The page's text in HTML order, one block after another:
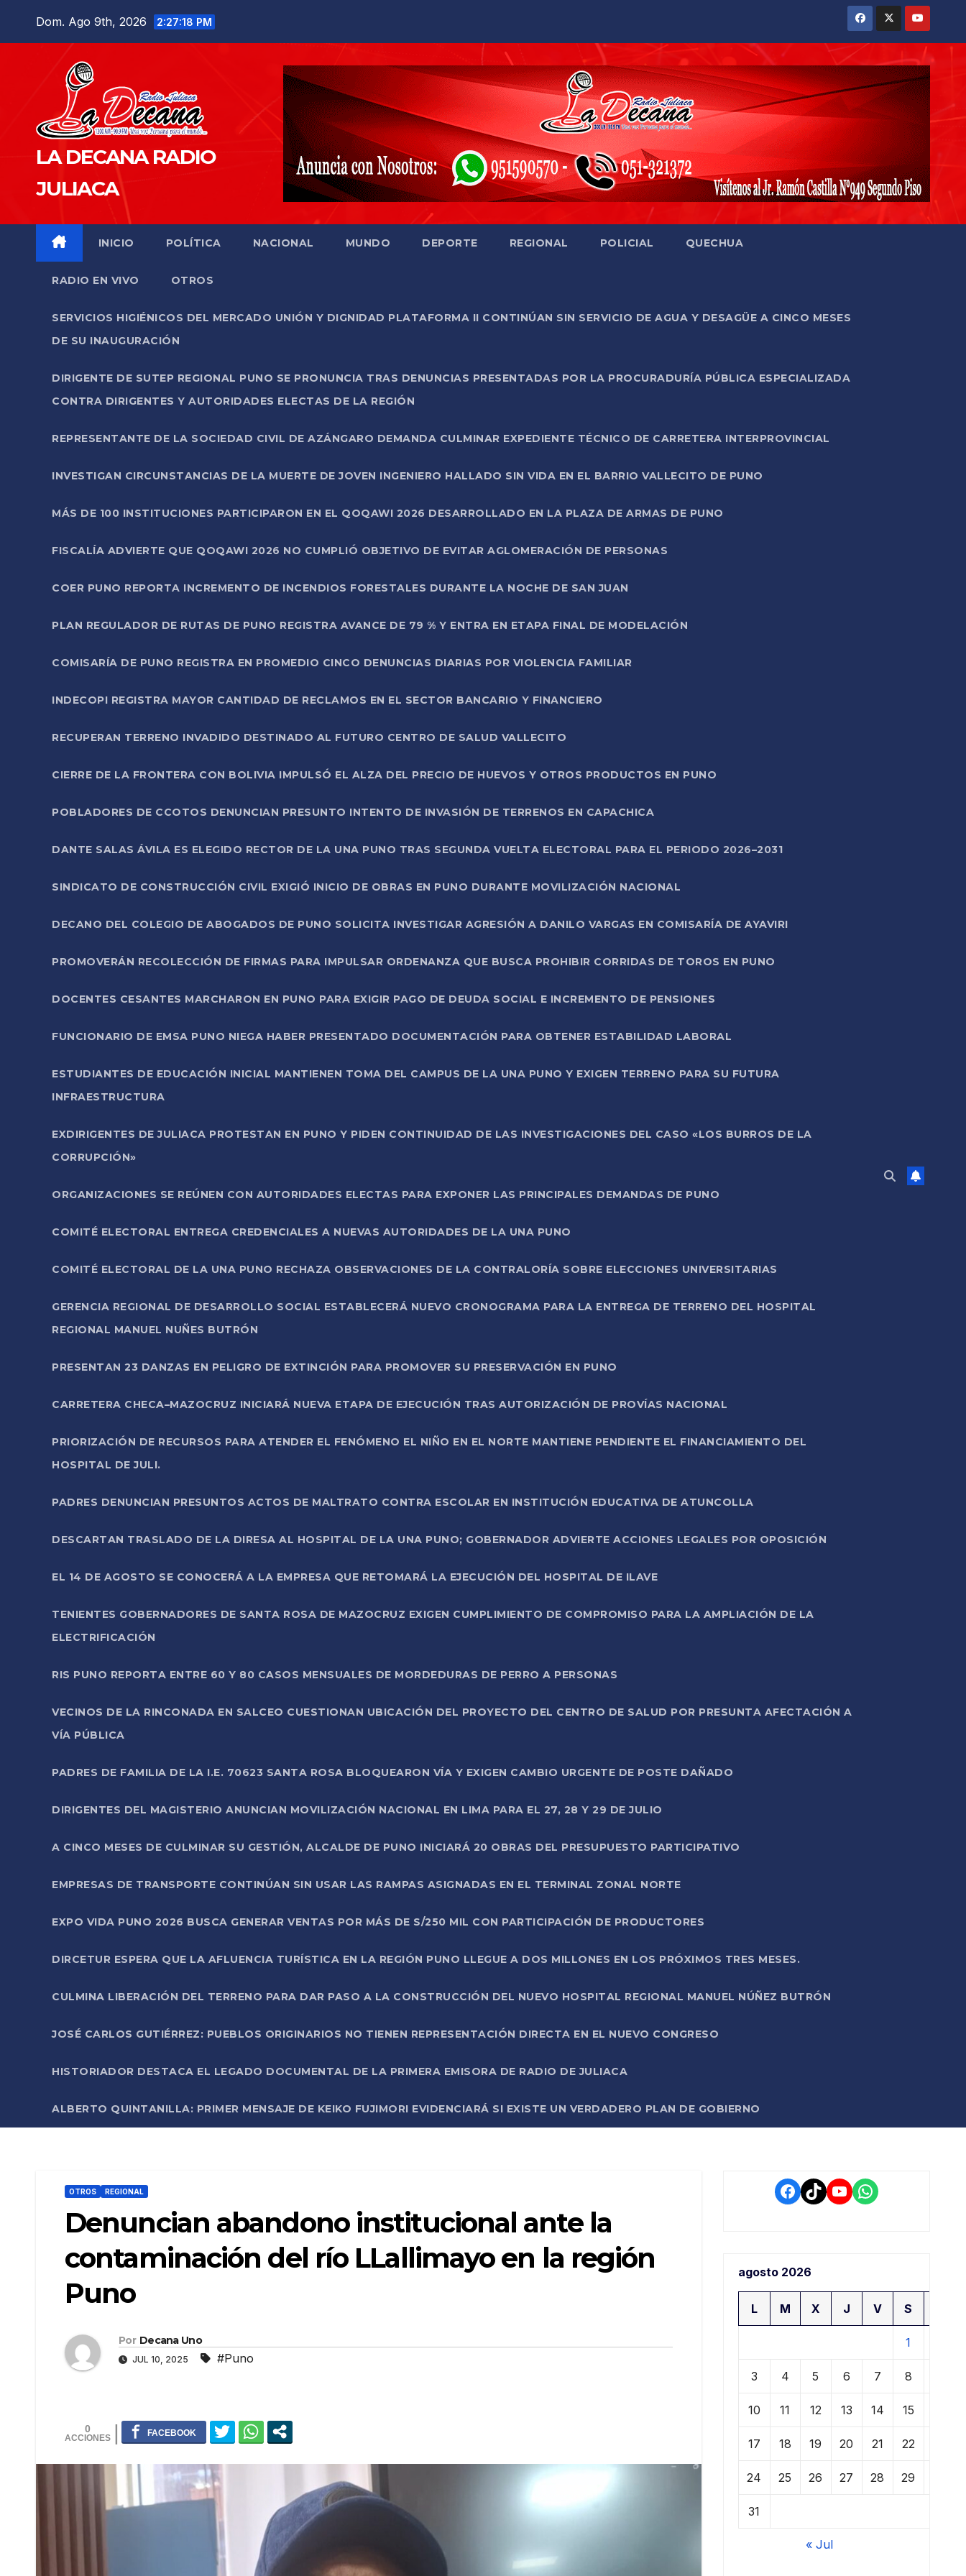
Dom. Ago 9th, 2026 2:27:19 PM
LA DECANA RADIO
JULIACA
INICIO POLÍTICA NACIONAL MUNDO DEPORTE REGIONAL POLICIAL QUECHUA
RADIO EN VIVO OTROS
SERVICIOS HIGIÉNICOS DEL MERCADO UNIÓN Y DIGNIDAD PLATAFORMA II CONTINÚAN SIN SERVICIO DE AGUA Y DESAGÜE A CINCO MESES
DE SU INAUGURACIÓN
DIRIGENTE DE SUTEP REGIONAL PUNO SE PRONUNCIA TRAS DENUNCIAS PRESENTADAS POR LA PROCURADURÍA PÚBLICA ESPECIALIZADA
CONTRA DIRIGENTES Y AUTORIDADES ELECTAS DE LA REGIÓN
REPRESENTANTE DE LA SOCIEDAD CIVIL DE AZÁNGARO DEMANDA CULMINAR EXPEDIENTE TÉCNICO DE CARRETERA INTERPROVINCIAL
INVESTIGAN CIRCUNSTANCIAS DE LA MUERTE DE JOVEN INGENIERO HALLADO SIN VIDA EN EL BARRIO VALLECITO DE PUNO
MÁS DE 100 INSTITUCIONES PARTICIPARON EN EL QOQAWI 2026 DESARROLLADO EN LA PLAZA DE ARMAS DE PUNO
FISCALÍA ADVIERTE QUE QOQAWI 2026 NO CUMPLIÓ OBJETIVO DE EVITAR AGLOMERACIÓN DE PERSONAS
COER PUNO REPORTA INCREMENTO DE INCENDIOS FORESTALES DURANTE LA NOCHE DE SAN JUAN
PLAN REGULADOR DE RUTAS DE PUNO REGISTRA AVANCE DE 79 % Y ENTRA EN ETAPA FINAL DE MODELACIÓN
COMISARÍA DE PUNO REGISTRA EN PROMEDIO CINCO DENUNCIAS DIARIAS POR VIOLENCIA FAMILIAR
INDECOPI REGISTRA MAYOR CANTIDAD DE RECLAMOS EN EL SECTOR BANCARIO Y FINANCIERO
RECUPERAN TERRENO INVADIDO DESTINADO AL FUTURO CENTRO DE SALUD VALLECITO
CIERRE DE LA FRONTERA CON BOLIVIA IMPULSÓ EL ALZA DEL PRECIO DE HUEVOS Y OTROS PRODUCTOS EN PUNO
POBLADORES DE CCOTOS DENUNCIAN PRESUNTO INTENTO DE INVASIÓN DE TERRENOS EN CAPACHICA
DANTE SALAS ÁVILA ES ELEGIDO RECTOR DE LA UNA PUNO TRAS SEGUNDA VUELTA ELECTORAL PARA EL PERIODO 2026–2031
SINDICATO DE CONSTRUCCIÓN CIVIL EXIGIÓ INICIO DE OBRAS EN PUNO DURANTE MOVILIZACIÓN NACIONAL
DECANO DEL COLEGIO DE ABOGADOS DE PUNO SOLICITA INVESTIGAR AGRESIÓN A DANILO VARGAS EN COMISARÍA DE AYAVIRI
PROMOVERÁN RECOLECCIÓN DE FIRMAS PARA IMPULSAR ORDENANZA QUE BUSCA PROHIBIR CORRIDAS DE TOROS EN PUNO
DOCENTES CESANTES MARCHARON EN PUNO PARA EXIGIR PAGO DE DEUDA SOCIAL E INCREMENTO DE PENSIONES
FUNCIONARIO DE EMSA PUNO NIEGA HABER PRESENTADO DOCUMENTACIÓN PARA OBTENER ESTABILIDAD LABORAL
ESTUDIANTES DE EDUCACIÓN INICIAL MANTIENEN TOMA DEL CAMPUS DE LA UNA PUNO Y EXIGEN TERRENO PARA SU FUTURA
INFRAESTRUCTURA
EXDIRIGENTES DE JULIACA PROTESTAN EN PUNO Y PIDEN CONTINUIDAD DE LAS INVESTIGACIONES DEL CASO «LOS BURROS DE LA
CORRUPCIÓN»
ORGANIZACIONES SE REÚNEN CON AUTORIDADES ELECTAS PARA EXPONER LAS PRINCIPALES DEMANDAS DE PUNO
COMITÉ ELECTORAL ENTREGA CREDENCIALES A NUEVAS AUTORIDADES DE LA UNA PUNO
COMITÉ ELECTORAL DE LA UNA PUNO RECHAZA OBSERVACIONES DE LA CONTRALORÍA SOBRE ELECCIONES UNIVERSITARIAS
GERENCIA REGIONAL DE DESARROLLO SOCIAL ESTABLECERÁ NUEVO CRONOGRAMA PARA LA ENTREGA DE TERRENO DEL HOSPITAL
REGIONAL MANUEL NUÑES BUTRÓN
PRESENTAN 23 DANZAS EN PELIGRO DE EXTINCIÓN PARA PROMOVER SU PRESERVACIÓN EN PUNO
CARRETERA CHECA–MAZOCRUZ INICIARÁ NUEVA ETAPA DE EJECUCIÓN TRAS AUTORIZACIÓN DE PROVÍAS NACIONAL
PRIORIZACIÓN DE RECURSOS PARA ATENDER EL FENÓMENO EL NIÑO EN EL NORTE MANTIENE PENDIENTE EL FINANCIAMIENTO DEL
HOSPITAL DE JULI.
PADRES DENUNCIAN PRESUNTOS ACTOS DE MALTRATO CONTRA ESCOLAR EN INSTITUCIÓN EDUCATIVA DE ATUNCOLLA
DESCARTAN TRASLADO DE LA DIRESA AL HOSPITAL DE LA UNA PUNO; GOBERNADOR ADVIERTE ACCIONES LEGALES POR OPOSICIÓN
EL 14 DE AGOSTO SE CONOCERÁ A LA EMPRESA QUE RETOMARÁ LA EJECUCIÓN DEL HOSPITAL DE ILAVE
TENIENTES GOBERNADORES DE SANTA ROSA DE MAZOCRUZ EXIGEN CUMPLIMIENTO DE COMPROMISO PARA LA AMPLIACIÓN DE LA
ELECTRIFICACIÓN
RIS PUNO REPORTA ENTRE 60 Y 80 CASOS MENSUALES DE MORDEDURAS DE PERRO A PERSONAS
VECINOS DE LA RINCONADA EN SALCEO CUESTIONAN UBICACIÓN DEL PROYECTO DEL CENTRO DE SALUD POR PRESUNTA AFECTACIÓN A
VÍA PÚBLICA
PADRES DE FAMILIA DE LA I.E. 70623 SANTA ROSA BLOQUEARON VÍA Y EXIGEN CAMBIO URGENTE DE POSTE DAÑADO
DIRIGENTES DEL MAGISTERIO ANUNCIAN MOVILIZACIÓN NACIONAL EN LIMA PARA EL 27, 28 Y 29 DE JULIO
A CINCO MESES DE CULMINAR SU GESTIÓN, ALCALDE DE PUNO INICIARÁ 20 OBRAS DEL PRESUPUESTO PARTICIPATIVO
EMPRESAS DE TRANSPORTE CONTINÚAN SIN USAR LAS RAMPAS ASIGNADAS EN EL TERMINAL ZONAL NORTE
EXPO VIDA PUNO 2026 BUSCA GENERAR VENTAS POR MÁS DE S/250 MIL CON PARTICIPACIÓN DE PRODUCTORES
DIRCETUR ESPERA QUE LA AFLUENCIA TURÍSTICA EN LA REGIÓN PUNO LLEGUE A DOS MILLONES EN LOS PRÓXIMOS TRES MESES.
CULMINA LIBERACIÓN DEL TERRENO PARA DAR PASO A LA CONSTRUCCIÓN DEL NUEVO HOSPITAL REGIONAL MANUEL NÚÑEZ BUTRÓN
JOSÉ CARLOS GUTIÉRREZ: PUEBLOS ORIGINARIOS NO TIENEN REPRESENTACIÓN DIRECTA EN EL NUEVO CONGRESO
HISTORIADOR DESTACA EL LEGADO DOCUMENTAL DE LA PRIMERA EMISORA DE RADIO DE JULIACA
ALBERTO QUINTANILLA: PRIMER MENSAJE DE KEIKO FUJIMORI EVIDENCIARÁ SI EXISTE UN VERDADERO PLAN DE GOBIERNO
OTROS REGIONAL
Denuncian abandono institucional ante la
contaminación del río LLallimayo en la región
Puno
Por Decana Uno
JUL 10, 2025 #Puno
0
Facebook
TikTokYouTube
WhatsApp
agosto 2026
L M X J V S
1
3 4 5 6 7 8
10 11 12 13 14 15
17 18 19 20 21 22
24 25 26 27 28 29
31
« Jul